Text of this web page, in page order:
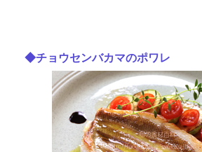
◆チョウセンバカマのポワレ